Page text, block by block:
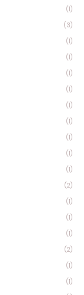
(1)
(3)
(1)
(1)
(1)
(1)
(1)
(1)
(1)
(1)
(1)
(2)
(1)
(1)
(1)
(2)
(1)
(1)